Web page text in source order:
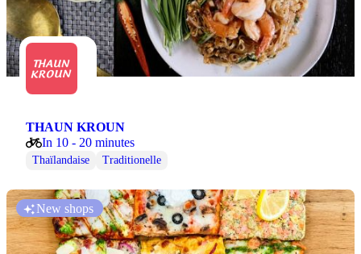
THAUN KROUN
In 10 - 20 minutes
Thaïlandaise Traditionelle
New shops